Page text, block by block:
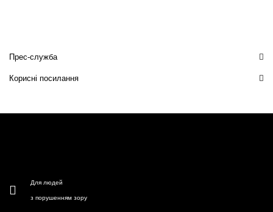
Прес-служба
Корисні посилання
Для людей
з порушенням зору